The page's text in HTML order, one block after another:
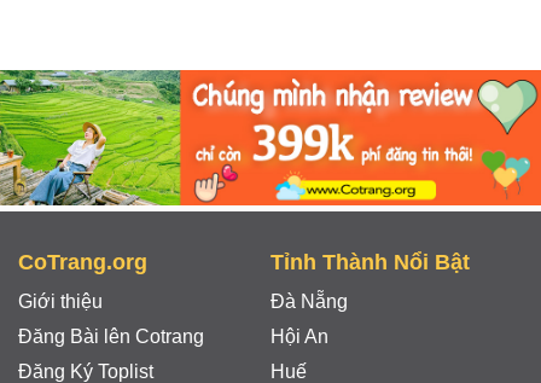
CoTrang.org
Giới thiệu
Đăng Bài lên Cotrang
Đăng Ký Toplist
Tỉnh Thành Nổi Bật
Đà Nẵng
Hội An
Huế